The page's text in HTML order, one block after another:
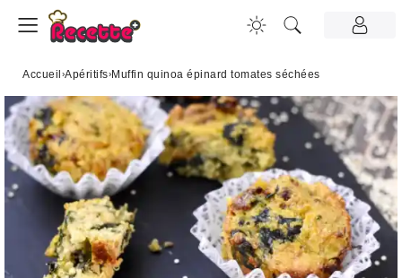
Accueil ›Apéritifs›Muffin quinoa épinard tomates séchées